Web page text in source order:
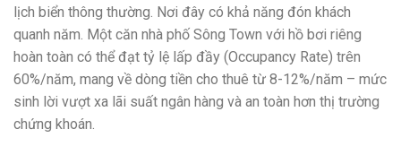
lịch biển thông thường. Nơi đây có khả năng đón khách
quanh năm. Một căn nhà phố Sông Town với hồ bơi riêng
hoàn toàn có thể đạt tỷ lệ lấp đầy (Occupancy Rate) trên
60%/năm, mang về dòng tiền cho thuê từ 8-12%/năm – mức
sinh lời vượt xa lãi suất ngân hàng và an toàn hơn thị trường
chứng khoán.